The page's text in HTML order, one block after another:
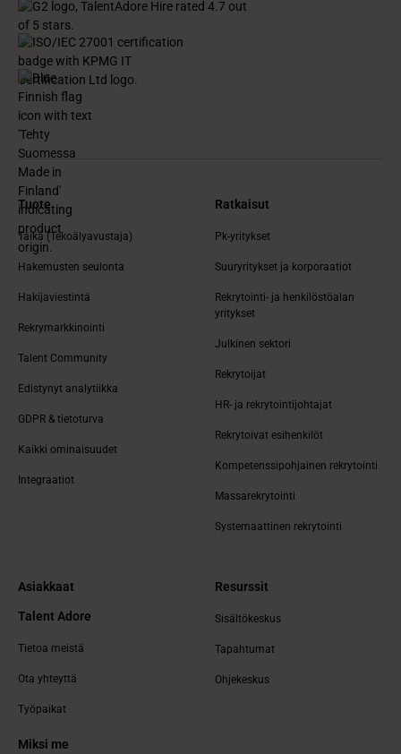
Tuote
Taika (Tekoälyavustaja)
Hakemusten seulonta
Hakijaviestintä
Rekrymarkkinointi
Talent Community
Edistynyt analytiikka
GDPR & tietoturva
Kaikki ominaisuudet
Integraatiot
Ratkaisut
Pk-yritykset
Suuryritykset ja korporaatiot
Rekrytointi- ja henkilöstöalan
yritykset
Julkinen sektori
Rekrytoijat
HR- ja rekrytointijohtajat
Rekrytoivat esihenkilöt
Kompetenssipohjainen rekrytointi
Massarekrytointi
Systemaattinen rekrytointi
Asiakkaat
Talent Adore
Tietoa meistä
Ota yhteyttä
Työpaikat
Miksi me
Resurssit
Sisältökeskus
Tapahtumat
Ohjekeskus